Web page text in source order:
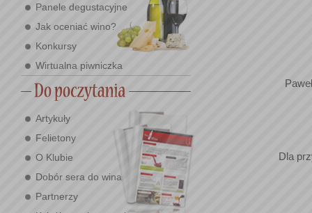
Panele degustacyjne
Jak oceniać wino?
Konkursy
Wirtualna piwniczka
Artykuły
Felietony
O Klubie
Dobór sera do wina
Partnerzy
Dla